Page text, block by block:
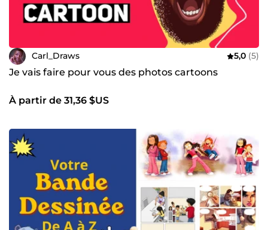
Carl_Draws 5,0 (5)
Je vais faire pour vous des photos cartoons
À partir de 31,36 $US